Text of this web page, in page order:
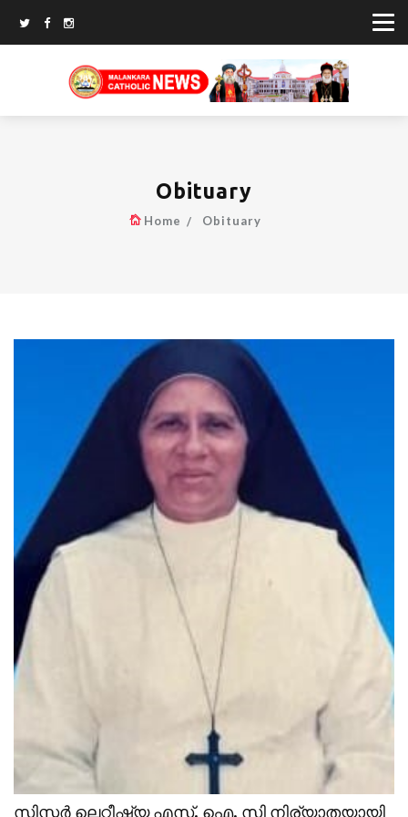
Obituary
Home Obituary
സിസ്റ്റർ ലെറ്റീഷ്യ എസ്. ഐ. സി നിര്യാതയായി